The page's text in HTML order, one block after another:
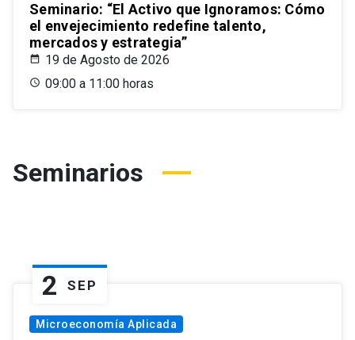
Seminario: “El Activo que Ignoramos: Cómo
el envejecimiento redefine talento,
mercados y estrategia”
19 de Agosto de 2026
09:00 a 11:00 horas
Seminarios
2 SEP
Microeconomía Aplicada